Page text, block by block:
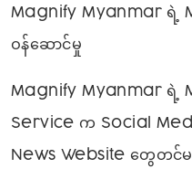
Magnify Myanmar ရဲ့
ဝန်ဆောင်မှု
Magnify Myanmar ရဲ့
Service က Social
News Website တွေတင်